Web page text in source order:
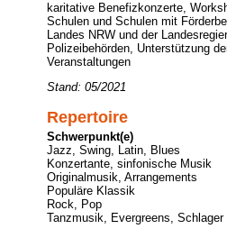
karitative Benefizkonzerte,
Schulen und Schulen mit
Landes NRW und der
Polizeibehörden, Unterstützung
Veranstaltungen
Stand: 05/2021
Repertoire
Schwerpunkt(e)
Jazz, Swing, Latin, Blues
Konzertante, sinfonische Musik
Originalmusik, Arrangements
Populäre Klassik
Rock, Pop
Tanzmusik, Evergreens, Schlager